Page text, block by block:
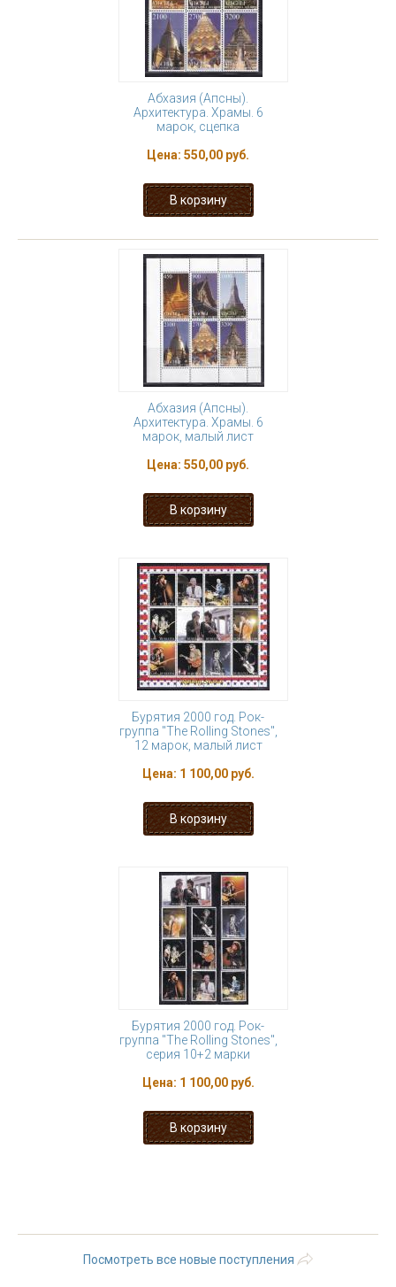
Абхазия (Апсны).
Архитектура. Храмы. 6
марок, сцепка
Цена: 550,00 руб.
Абхазия (Апсны).
Архитектура. Храмы. 6
марок, малый лист
Цена: 550,00 руб.
Бурятия 2000 год. Рок-
группа "The Rolling Stones",
12 марок, малый лист
Цена: 1 100,00 руб.
Бурятия 2000 год. Рок-
группа "The Rolling Stones",
серия 10+2 марки
Цена: 1 100,00 руб.
Посмотреть все новые поступления